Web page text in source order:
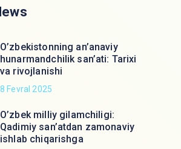
O’zbekistonning an’anaviy
hunarmandchilik san’ati: Tarixi
va rivojlanishi
8 Fevral 2025
O’zbek milliy gilamchiligi:
Qadimiy san’atdan zamonaviy
ishlab chiqarishga